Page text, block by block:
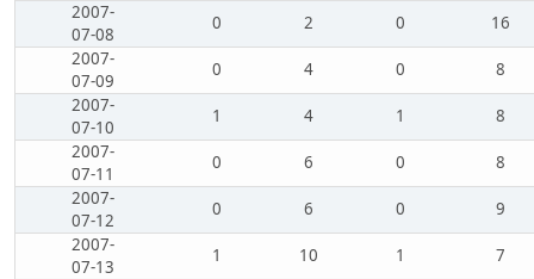
2007-
07-08
0 2 0
16
2007-
07-09
0 4 0
8
2007-
07-10
1 4 1
8
2007-
07-11
0 6 0
8
2007-
07-12
0 6 0
9
2007-
07-13
1 10 1
7